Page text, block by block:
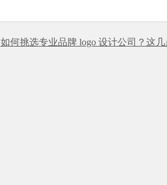
如何挑选专业品牌 logo 设计公司？这几